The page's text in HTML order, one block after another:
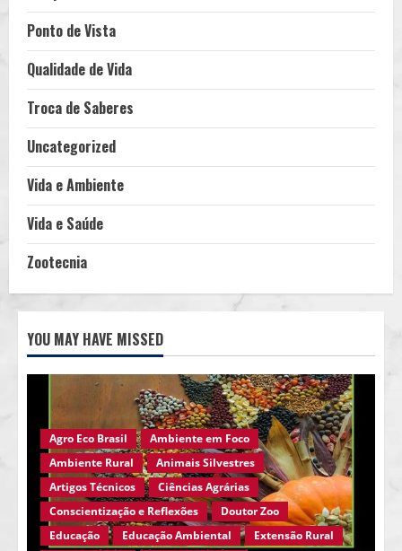
Ponto de Vista
Qualidade de Vida
Troca de Saberes
Uncategorized
Vida e Ambiente
Vida e Saúde
Zootecnia
YOU MAY HAVE MISSED
Agro Eco Brasil
Ambiente em Foco
Ambiente Rural
Animais Silvestres
Artigos Técnicos
Ciências Agrárias
Conscientização e Reflexões
Doutor Zoo
Educação
Educação Ambiental
Extensão Rural